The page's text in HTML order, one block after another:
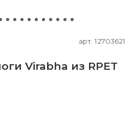
арт.12703621
Virabha из RPET